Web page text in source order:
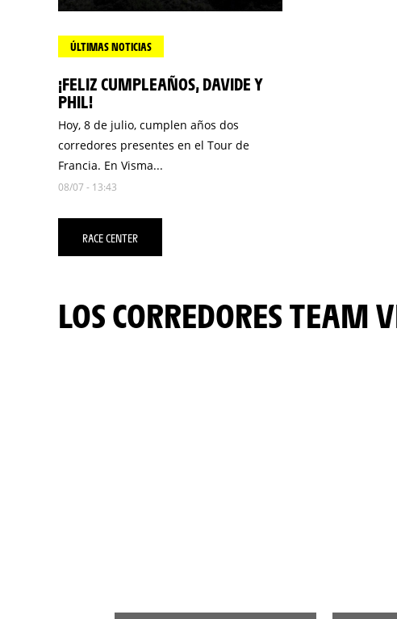
ÚLTIMAS NOTICIAS
¡FELIZ CUMPLEAÑOS, DAVIDE Y
PHIL!
Hoy, 8 de julio, cumplen años dos
corredores presentes en el Tour de
Francia. En Visma...
08/07 - 13:43
RACE CENTER
LOS CORREDORES